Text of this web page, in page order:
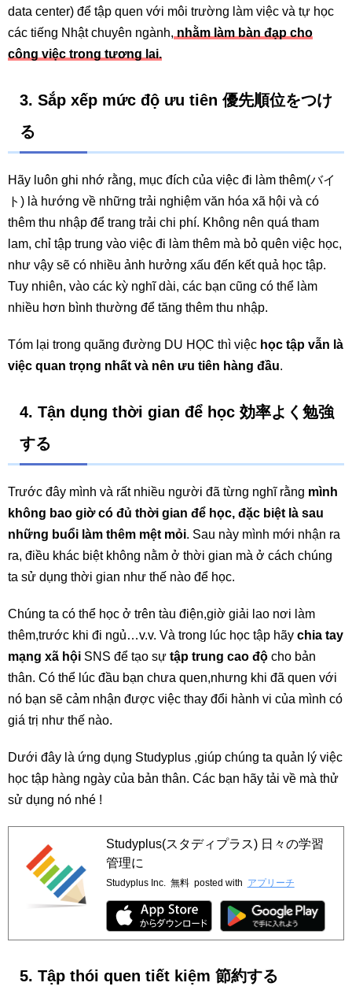
data center) để tập quen với môi trường làm việc và tự học
các tiếng Nhật chuyên ngành, nhằm làm bàn đạp cho
công việc trong tương lai.
3. Sắp xếp mức độ ưu tiên 優先順位をつけ
る
Hãy luôn ghi nhớ rằng, mục đích của việc đi làm thêm(バイ
ト) là hướng về những trải nghiệm văn hóa xã hội và có
thêm thu nhập để trang trải chi phí. Không nên quá tham
lam, chỉ tập trung vào việc đi làm thêm mà bỏ quên việc học,
như vậy sẽ có nhiều ảnh hưởng xấu đến kết quả học tập.
Tuy nhiên, vào các kỳ nghĩ dài, các bạn cũng có thể làm
nhiều hơn bình thường để tăng thêm thu nhập.
Tóm lại trong quãng đường DU HỌC thì việc học tập vẫn là
việc quan trọng nhất và nên ưu tiên hàng đầu.
4. Tận dụng thời gian để học 効率よく勉強
する
Trước đây mình và rất nhiều người đã từng nghĩ rằng mình
không bao giờ có đủ thời gian để học, đặc biệt là sau
những buổi làm thêm mệt mỏi. Sau này mình mới nhận ra
ra, điều khác biệt không nằm ở thời gian mà ở cách chúng
ta sử dụng thời gian như thế nào để học.
Chúng ta có thể học ở trên tàu điện,giờ giải lao nơi làm
thêm,trước khi đi ngủ…v.v. Và trong lúc học tập hãy chia tay
mạng xã hội SNS để tạo sự tập trung cao độ cho bản
thân. Có thể lúc đầu bạn chưa quen,nhưng khi đã quen với
nó bạn sẽ cảm nhận được việc thay đổi hành vi của mình có
giá trị như thế nào.
Dưới đây là ứng dụng Studyplus ,giúp chúng ta quản lý việc
học tập hàng ngày của bản thân. Các bạn hãy tải về mà thử
sử dụng nó nhé !
Studyplus(スタディプラス) 日々の学習
管理に
Studyplus Inc. 無料 posted with アプリーチ
5. Tập thói quen tiết kiệm 節約する